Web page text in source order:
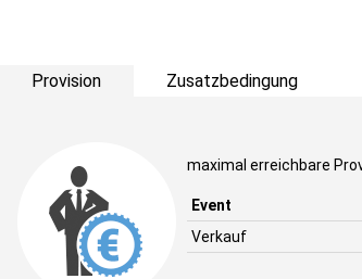
Provision Zusatzbedingung
maximal erreichbare
Event
Verkauf